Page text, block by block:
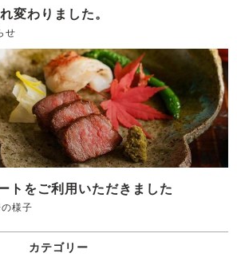
変わりました。
せ
トをご利用いただきました
様子
カテゴリー